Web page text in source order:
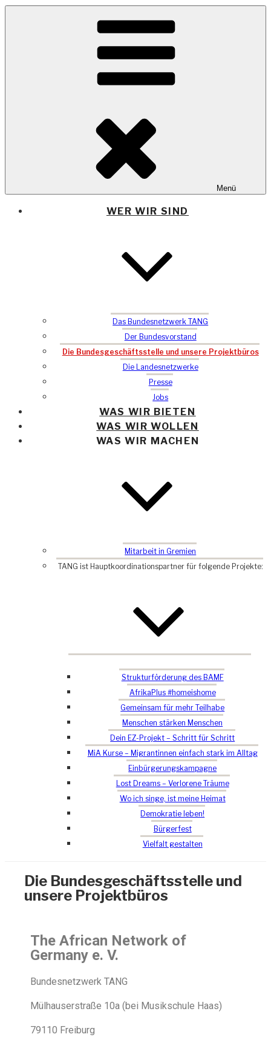
TANG
e.V.
The African Network of Germany
Menü
WER WIR SIND
Das Bundesnetzwerk TANG
Der Bundesvorstand
Die Bundesgeschäftsstelle und unsere Projektbüros
Die Landesnetzwerke
Presse
Jobs
WAS WIR BIETEN
WAS WIR WOLLEN
WAS WIR MACHEN
Mitarbeit in Gremien
TANG ist Hauptkoordinationspartner für folgende Projekte:
Strukturförderung des BAMF
AfrikaPlus #homeishome
Gemeinsam für mehr Teilhabe
Menschen stärken Menschen
Dein EZ-Projekt – Schritt für Schritt
MiA Kurse – Migrantinnen einfach stark im Alltag
Einbürgerungskampagne
Lost Dreams – Verlorene Träume
Wo ich singe, ist meine Heimat
Demokratie leben!
Bürgerfest
Vielfalt gestalten
Die Bundesgeschäftsstelle und
unsere Projektbüros
The African Network of
Germany e. V.
Bundesnetzwerk TANG
Mülhauserstraße 10a (bei Musikschule Haas)
79110 Freiburg